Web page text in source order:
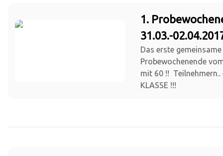
1.
31.03.-
Das erste
Probewochenende
mit 60 !!
KLASSE !!!